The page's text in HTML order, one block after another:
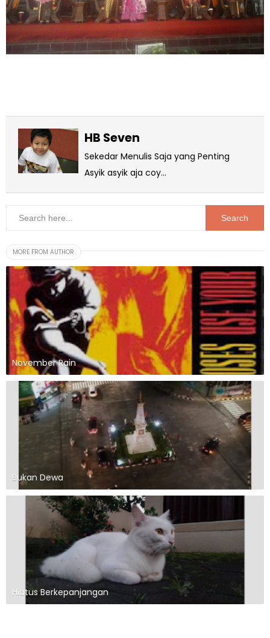
HB Seven
Sekedar Menulis Saja yang Penting
Asyik asyik aja coy...
MORE FROM AUTHOR
November Rain
Bukan Dewa
Hiatus Berkepanjangan